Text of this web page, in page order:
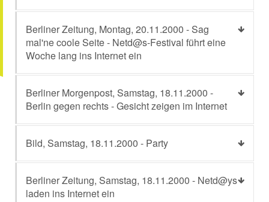
Berliner Zeitung, Montag, 20.11.2000 - Sag
mal'ne coole Seite - Netd@s-Festival führt eine
Woche lang ins Internet ein
Berliner Morgenpost, Samstag, 18.11.2000 -
Berlin gegen rechts - Gesicht zeigen im Internet
Bild, Samstag, 18.11.2000 - Party
Berliner Zeitung, Samstag, 18.11.2000 - Netd@ys
laden ins Internet ein